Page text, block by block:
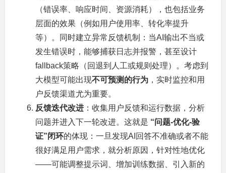
（错误率、响应时间、资源消耗），也包括业务
层面的效果（例如用户使用率、转化率提升
等）。同时建立异常反馈机制：当AI输出不当或
发生错误时，能够捕获日志并报警，甚至设计
fallback策略（回退到人工或规则处理）。考虑到
大模型可能出现不可预测的行为 ，实时监控和用
户反馈渠道尤为重要。
反馈迭代改进 ：收集用户反馈和运行数据，分析
问题并进入下一轮改进。这就是 “问题-优化-验
证”闭环的体现：一旦发现AI回答不准确或者不能
很好满足用户需求，就分析原因，针对性地优化
——可能调整提示词、增加训练数据、引入新的